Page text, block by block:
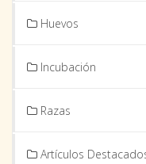
Huevos
Incubación
Razas
Artículos